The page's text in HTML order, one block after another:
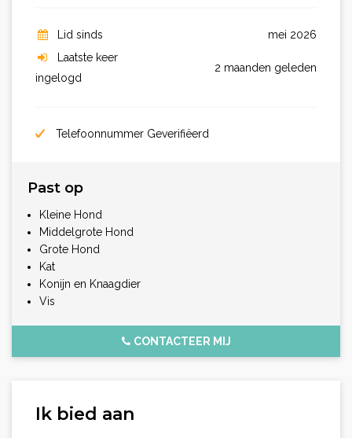
Lid sinds
mei 2026
Laatste keer
ingelogd
2 maanden geleden
Telefoonnummer Geverifiëerd
Past op
Kleine Hond
Middelgrote Hond
Grote Hond
Kat
Konijn en Knaagdier
Vis
CONTACTEER MIJ
Ik bied aan